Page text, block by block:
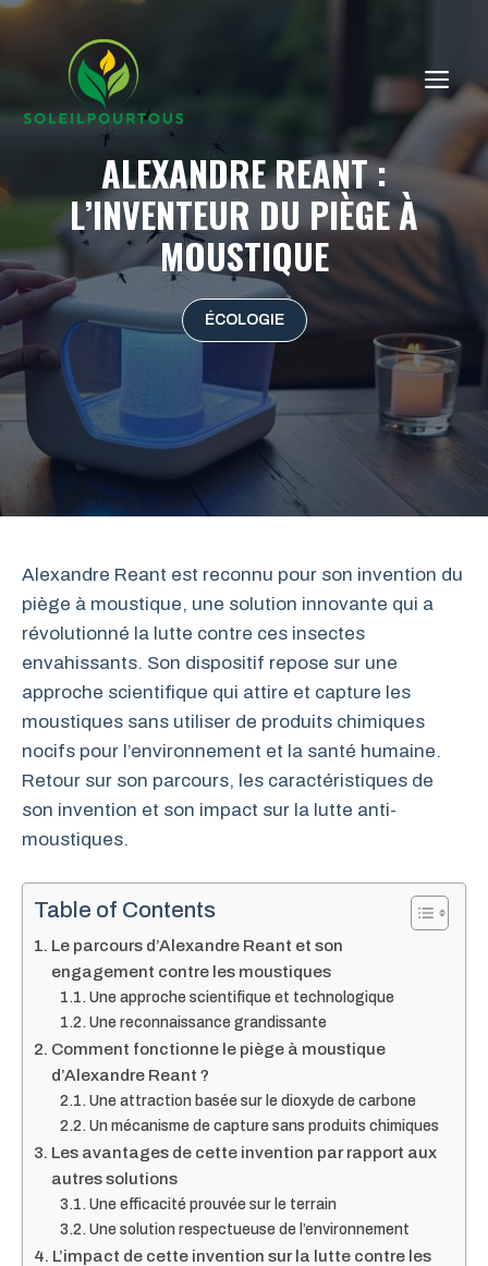
Aller
contenu
ALEXANDRE REANT :
L’INVENTEUR DU PIÈGE À
MOUSTIQUE
ÉCOLOGIE
Alexandre Reant est reconnu pour son invention du
piège à moustique, une solution innovante qui a
révolutionné la lutte contre ces insectes
envahissants. Son dispositif repose sur une
approche scientifique qui attire et capture les
moustiques sans utiliser de produits chimiques
nocifs pour l’environnement et la santé humaine.
Retour sur son parcours, les caractéristiques de
son invention et son impact sur la lutte anti-
moustiques.
Table of Contents
Le parcours d’Alexandre Reant et son
engagement contre les moustiques
Une approche scientifique et technologique
Une reconnaissance grandissante
Comment fonctionne le piège à moustique
d’Alexandre Reant ?
Une attraction basée sur le dioxyde de carbone
Un mécanisme de capture sans produits chimiques
Les avantages de cette invention par rapport aux
autres solutions
Une efficacité prouvée sur le terrain
Une solution respectueuse de l’environnement
L’impact de cette invention sur la lutte contre les